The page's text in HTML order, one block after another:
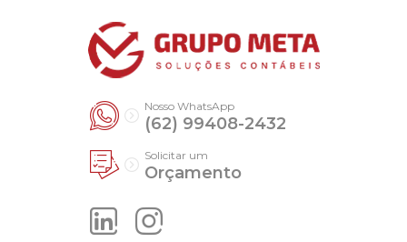
Nosso WhatsApp
(62) 99408-2432
Solicitar um
Orçamento